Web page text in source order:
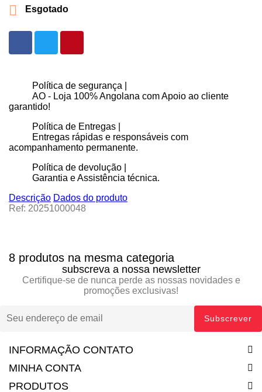
 Esgotado
Política de segurança |
AO - Loja 100% Angolana com Apoio ao cliente
garantido!
Política de Entregas |
Entregas rápidas e responsáveis com
acompanhamento permanente.
Política de devolução |
Garantia e Assistência técnica.
Descrição Dados do produto
Ref: 20251000048
8 produtos na mesma categoria
subscreva a nossa newsletter
Certifique-se de nunca perde as nossas novidades e
promoções exclusivas!
INFORMAÇÃO CONTATO
MINHA CONTA
PRODUTOS